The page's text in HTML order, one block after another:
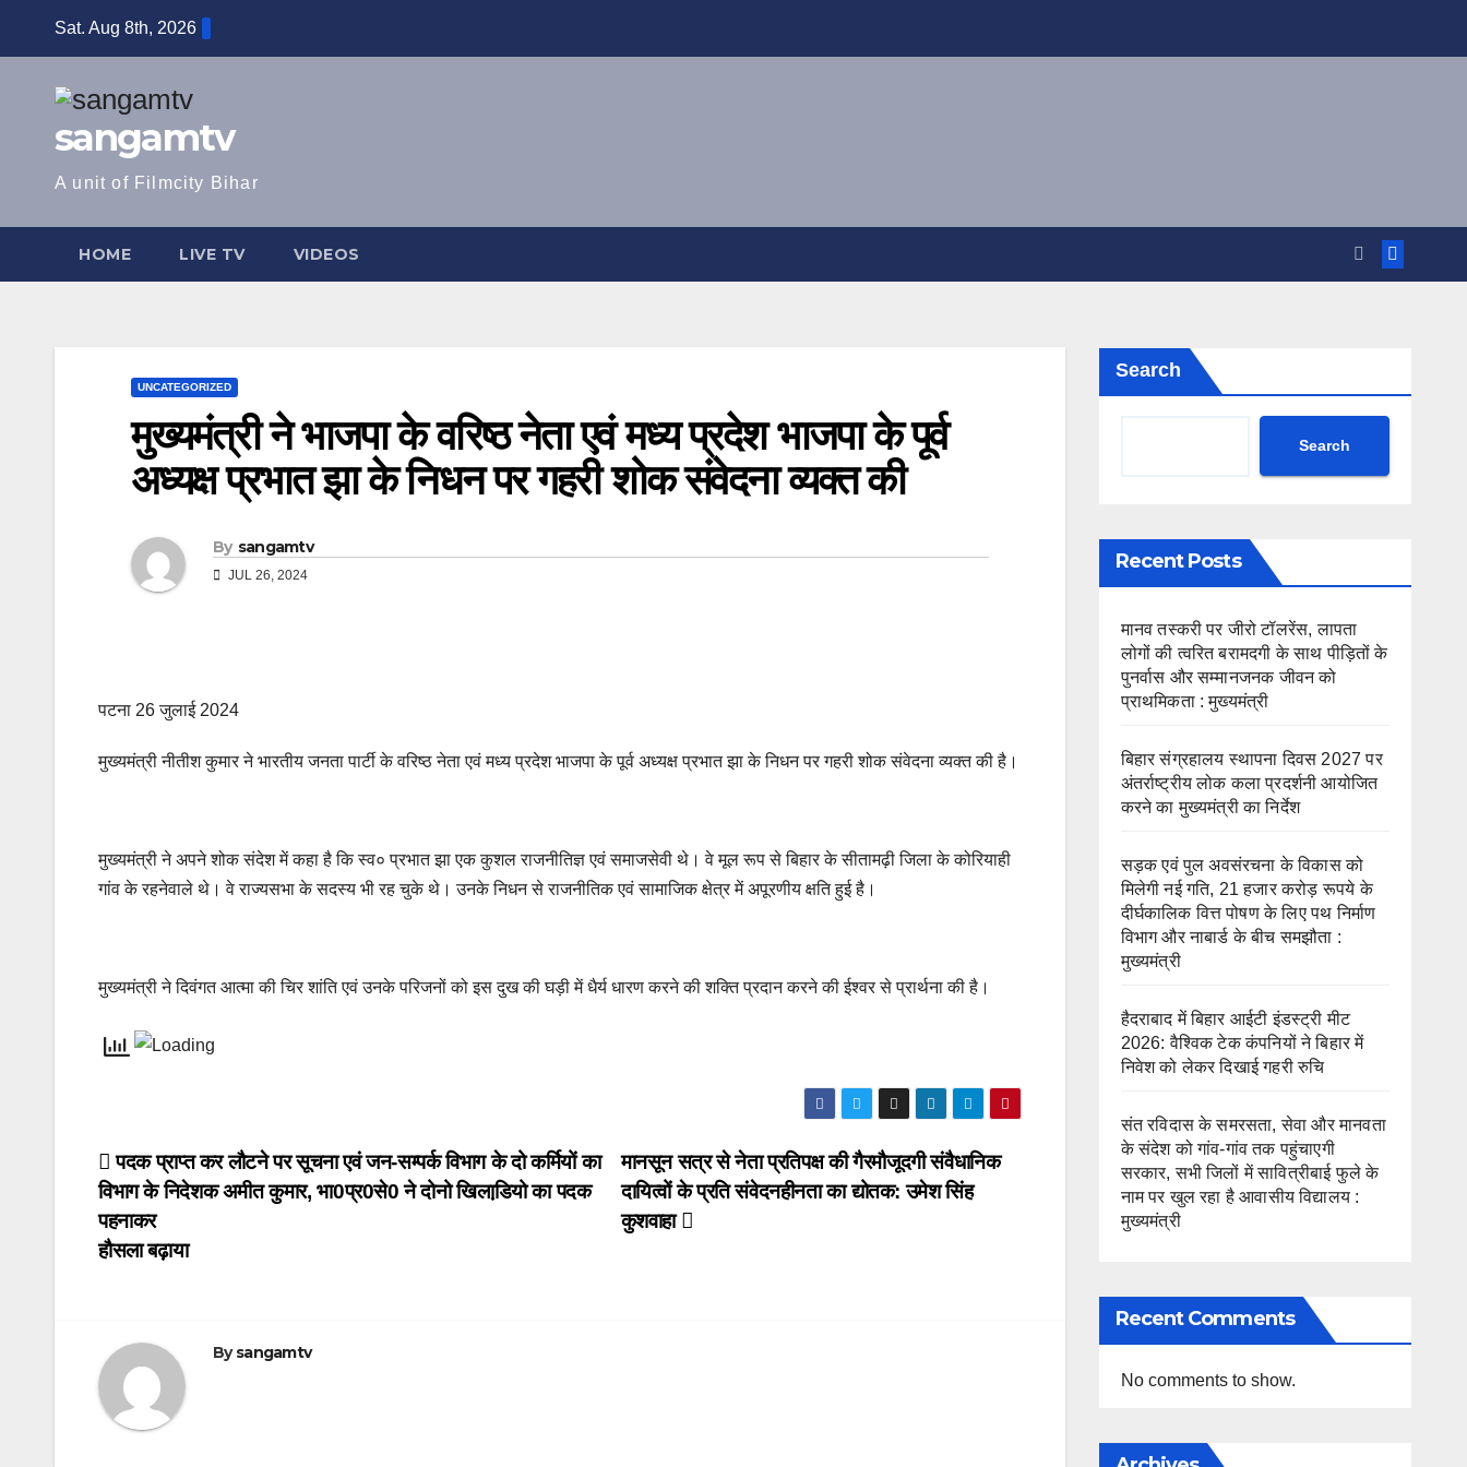
Sat. Aug 8th, 2026
sangamtv
A unit of Filmcity Bihar
HOME LIVE TV VIDEOS
UNCATEGORIZED
मुख्यमंत्री ने भाजपा के वरिष्ठ नेता एवं मध्य प्रदेश भाजपा के पूर्व
अध्यक्ष प्रभात झा के निधन पर गहरी शोक संवेदना व्यक्त की
By sangamtv
JUL 26, 2024
पटना 26 जुलाई 2024
मुख्यमंत्री नीतीश कुमार ने भारतीय जनता पार्टी के वरिष्ठ नेता एवं मध्य प्रदेश भाजपा के पूर्व अध्यक्ष प्रभात झा के निधन पर गहरी शोक संवेदना व्यक्त की है।
मुख्यमंत्री ने अपने शोक संदेश में कहा है कि स्व० प्रभात झा एक कुशल राजनीतिज्ञ एवं समाजसेवी थे। वे मूल रूप से बिहार के सीतामढ़ी जिला के कोरियाही
गांव के रहनेवाले थे। वे राज्यसभा के सदस्य भी रह चुके थे। उनके निधन से राजनीतिक एवं सामाजिक क्षेत्र में अपूरणीय क्षति हुई है।
मुख्यमंत्री ने दिवंगत आत्मा की चिर शांति एवं उनके परिजनों को इस दुख की घड़ी में धैर्य धारण करने की शक्ति प्रदान करने की ईश्वर से प्रार्थना की है।
Post
navigation
मानसून सत्र से नेता प्रतिपक्ष की गैरमौजूदगी संवैधानिक
दायित्वों के प्रति संवेदनहीनता का द्योतक: उमेश सिंह
कुशवाहा
पदक प्राप्त कर लौटने पर सूचना एवं जन-सम्पर्क विभाग के दो कर्मियों का
विभाग के निदेशक अमीत कुमार, भा0प्र0से0 ने दोनो खिलाडि़यो का पदक
पहनाकर
हौसला बढ़ाया
Bysangamtv
Search
Search
Recent Posts
मानव तस्करी पर जीरो टॉलरेंस, लापता
लोगों की त्वरित बरामदगी के साथ पीड़ितों के
पुनर्वास और सम्मानजनक जीवन को
प्राथमिकता : मुख्यमंत्री
बिहार संग्रहालय स्थापना दिवस 2027 पर
अंतर्राष्ट्रीय लोक कला प्रदर्शनी आयोजित
करने का मुख्यमंत्री का निर्देश
सड़क एवं पुल अवसंरचना के विकास को
मिलेगी नई गति, 21 हजार करोड़ रूपये के
दीर्घकालिक वित्त पोषण के लिए पथ निर्माण
विभाग और नाबार्ड के बीच समझौता :
मुख्यमंत्री
हैदराबाद में बिहार आईटी इंडस्ट्री मीट
2026: वैश्विक टेक कंपनियों ने बिहार में
निवेश को लेकर दिखाई गहरी रुचि
संत रविदास के समरसता, सेवा और मानवता
के संदेश को गांव-गांव तक पहुंचाएगी
सरकार, सभी जिलों में सावित्रीबाई फुले के
नाम पर खुल रहा है आवासीय विद्यालय :
मुख्यमंत्री
Recent Comments
No comments to show.